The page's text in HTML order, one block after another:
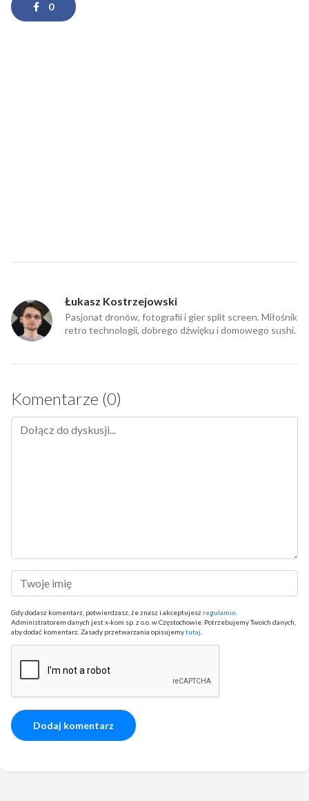
0
Łukasz Kostrzejowski
Pasjonat dronów, fotografii i gier split screen. Miłośnik
retro technologii, dobrego dźwięku i domowego sushi.
Komentarze (0)
Gdy dodasz komentarz, potwierdzasz, że znasz i akceptujesz regulamin
Administratorem danych jest x-kom sp. z o.o. w Częstochowie. Potrzebujemy Twoich danych,
aby dodać komentarz. Zasady przetwarzania opisujemytutaj